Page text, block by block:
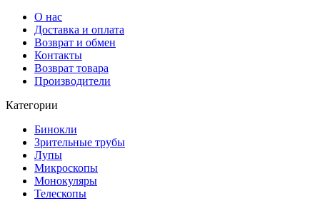
О нас
Доставка и оплата
Возврат и обмен
Контакты
Возврат товара
Производители
Категории
Бинокли
Зрительные трубы
Лупы
Микроскопы
Монокуляры
Телескопы